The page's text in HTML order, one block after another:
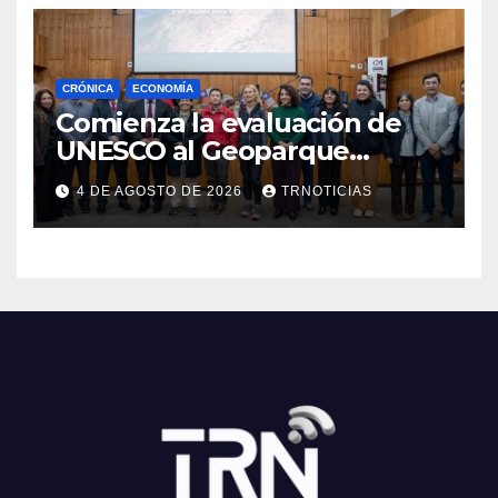
CRÓNICA ECONOMÍA
Comienza la evaluación de
UNESCO al Geoparque
Aspirante Pillanmapu en el
Maule
4 DE AGOSTO DE 2026 TRNOTICIAS